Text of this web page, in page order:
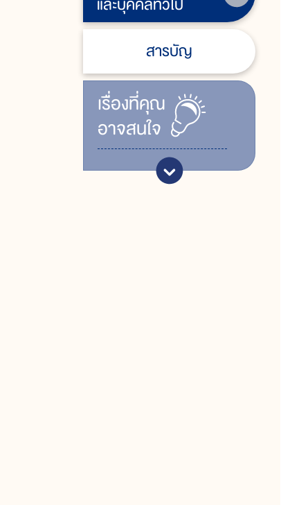
สารบัญ
เรื่ิองที่คุณ
อาจสนใจ